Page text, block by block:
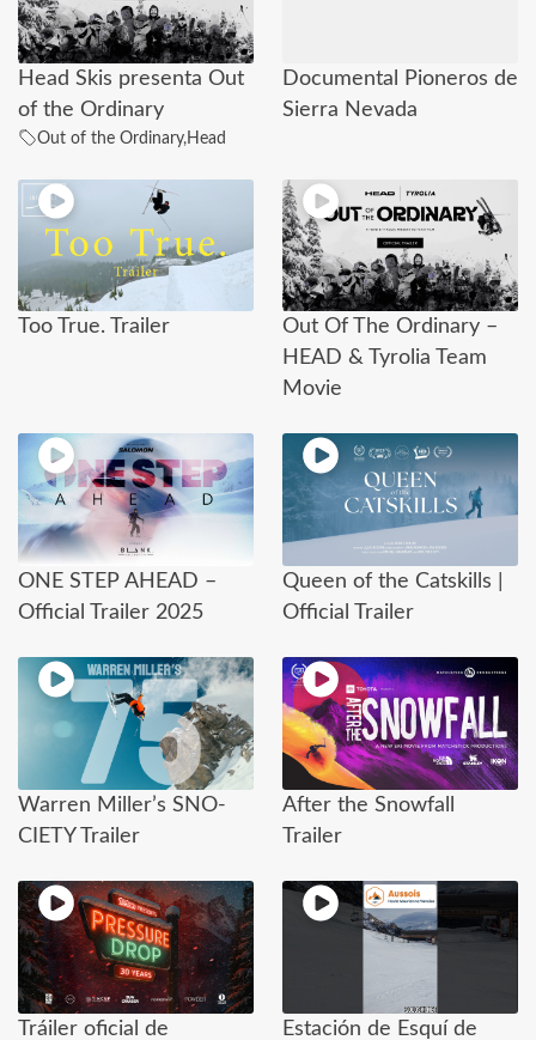
Head Skis presenta Out
of the Ordinary
Out of the Ordinary,Head
Documental Pioneros de
Sierra Nevada
Too True. Trailer
Out Of The Ordinary –
HEAD & Tyrolia Team
Movie
ONE STEP AHEAD –
Official Trailer 2025
Queen of the Catskills |
Official Trailer
Warren Miller’s SNO-
CIETY Trailer
After the Snowfall
Trailer
Tráiler oficial de
Estación de Esquí de